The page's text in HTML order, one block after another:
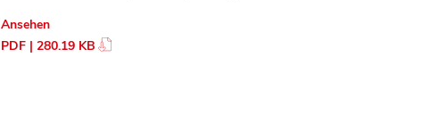
Ansehen
PDF | 280.19 KB